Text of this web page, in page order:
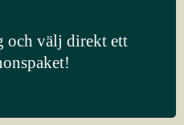
och välj direkt ett